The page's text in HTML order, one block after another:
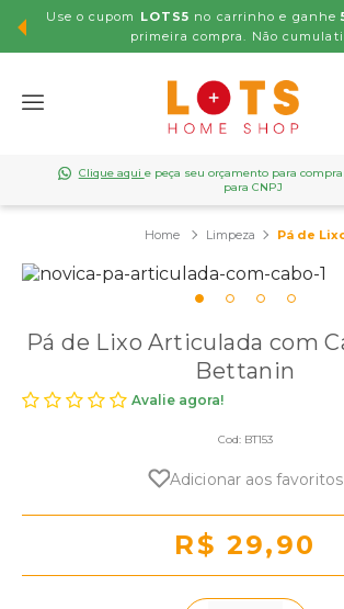
Use o cupom LOTS5 no carrinho e ganhe
primeira compra. Não
Clique aqui e peça seu orçamento para
para CNPJ
Limpeza Pá de
Pá de Lixo Articulada com
Bettanin
Avalie agora!
Cod: BT153
Adicionar aos favoritos
R$ 29,90